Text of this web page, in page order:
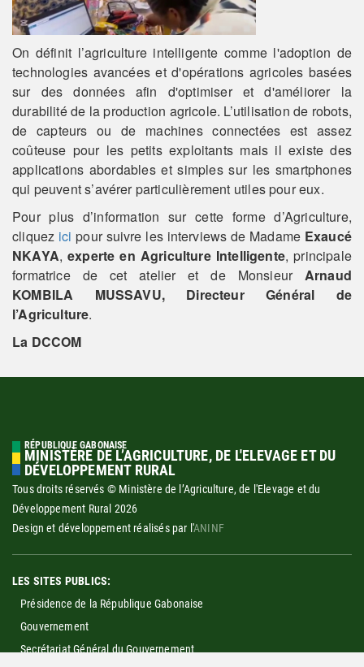
On définit l’agriculture intelligente comme l'adoption de
technologies avancées et d'opérations agricoles basées
sur des données afin d'optimiser et d'améliorer la
durabilité de la production agricole. L’utilisation de robots,
de capteurs ou de machines connectées est assez
coûteuse pour les petits exploitants mais il existe des
applications abordables et simples sur les smartphones
qui peuvent s’avérer particulièrement utiles pour eux.
Pour plus d’information sur cette forme d’Agriculture,
cliquez ici pour suivre les interviews de Madame Exaucé
NKAYA,experte en Agriculture Intelligente, principale
formatrice de cet atelier et de Monsieur Arnaud
KOMBILA MUSSAVU, Directeur Général de
l’Agriculture.
La DCCOM
RÉPUBLIQUE GABONAISE
MINISTÈRE DE L’AGRICULTURE, DE L'ELEVAGE ET DU
DÉVELOPPEMENT RURAL
Tous droits réservés © Ministère de l’Agriculture, de l'Elevage et du
Développement Rural 2026
Design et développement réalisés par l'ANINF
LES SITES PUBLICS:
Présidence de la République Gabonaise
Gouvernement
Secrétariat Général du Gouvernement